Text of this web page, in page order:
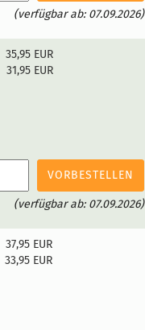
(verfügbar ab: 07.09.2026)
35,95 EUR
31,95 EUR
VORBESTELLEN
(verfügbar ab: 07.09.2026)
37,95 EUR
33,95 EUR